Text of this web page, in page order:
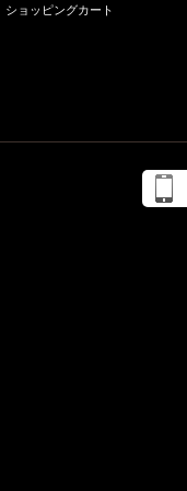
ショッピングカート